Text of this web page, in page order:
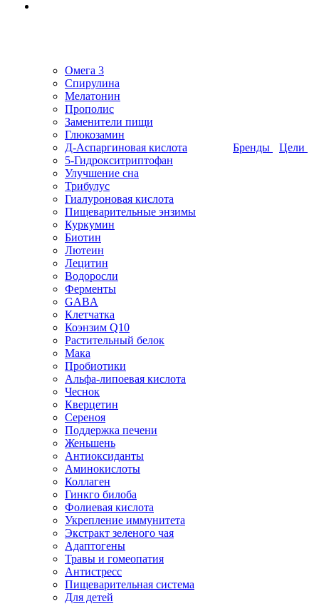
Омега 3
Спирулина
Мелатонин
Прополис
Заменители пищи
Глюкозамин
Д-Аспаргиновая кислота
5-Гидрокситриптофан
Улучшение сна
Трибулус
Гиалуроновая кислота
Пищеварительные энзимы
Куркумин
Биотин
Лютеин
Лецитин
Водоросли
Ферменты
GABA
Клетчатка
Коэнзим Q10
Растительный белок
Мака
Пробиотики
Альфа-липоевая кислота
Чеснок
Кверцетин
Сереноя
Поддержка печени
Женьшень
Антиоксиданты
Аминокислоты
Коллаген
Гинкго билоба
Фолиевая кислота
Укрепление иммунитета
Экстракт зеленого чая
Адаптогены
Травы и гомеопатия
Антистресс
Пищеварительная система
Для детей
Бренды Цели